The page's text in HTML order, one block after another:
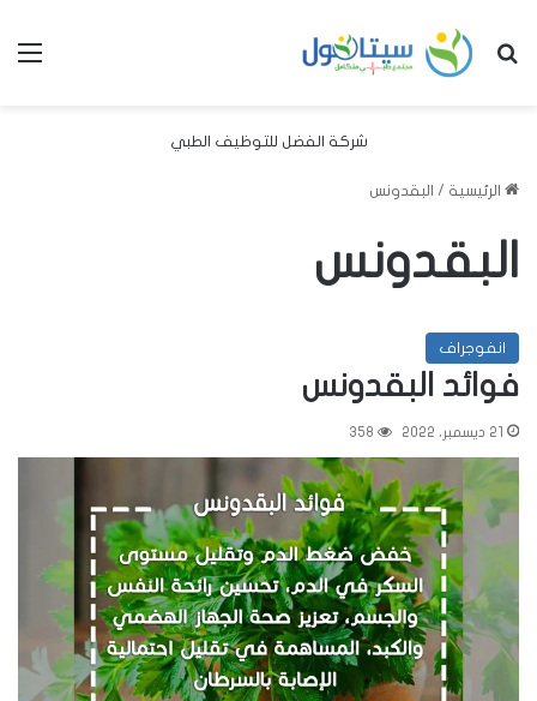
بحث عن
شركة الفضل للتوظيف الطبي
الرئيسية / البقدونس
البقدونس
انفوجراف
فوائد البقدونس
21 ديسمبر، 2022 358